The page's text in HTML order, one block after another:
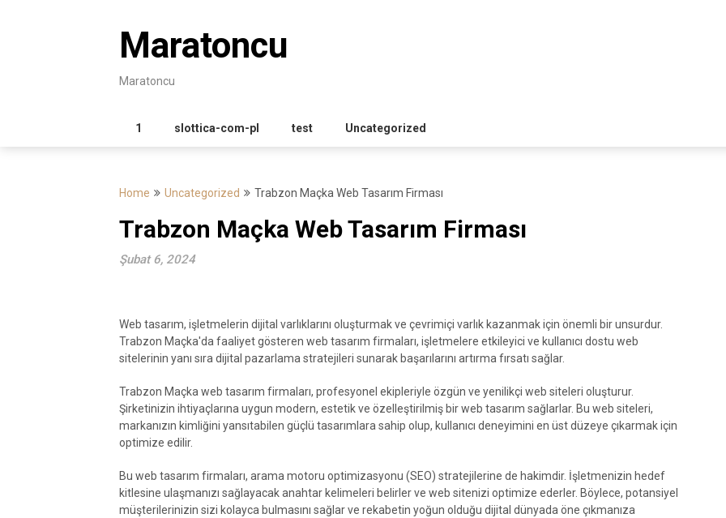
Maratoncu
Maratoncu
1 slottica-com-pl test Uncategorized
Home Uncategorized Trabzon Maçka Web Tasarım Firması
Trabzon Maçka Web Tasarım Firması
Şubat 6, 2024
Web tasarım, işletmelerin dijital varlıklarını oluşturmak ve çevrimiçi varlık kazanmak için önemli bir unsurdur.
Trabzon Maçka'da faaliyet gösteren web tasarım firmaları, işletmelere etkileyici ve kullanıcı dostu web
sitelerinin yanı sıra dijital pazarlama stratejileri sunarak başarılarını artırma fırsatı sağlar.
Trabzon Maçka web tasarım firmaları, profesyonel ekipleriyle özgün ve yenilikçi web siteleri oluşturur.
Şirketinizin ihtiyaçlarına uygun modern, estetik ve özelleştirilmiş bir web tasarım sağlarlar. Bu web siteleri,
markanızın kimliğini yansıtabilen güçlü tasarımlara sahip olup, kullanıcı deneyimini en üst düzeye çıkarmak için
optimize edilir.
Bu web tasarım firmaları, arama motoru optimizasyonu (SEO) stratejilerine de hakimdir. İşletmenizin hedef
kitlesine ulaşmanızı sağlayacak anahtar kelimeleri belirler ve web sitenizi optimize ederler. Böylece, potansiyel
müşterilerinizin sizi kolayca bulmasını sağlar ve rekabetin yoğun olduğu dijital dünyada öne çıkmanıza